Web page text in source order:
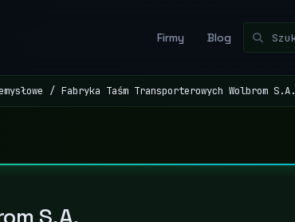
Firmy Blog
Fabryka Taśm Transporterowych Wolbrom S.A.